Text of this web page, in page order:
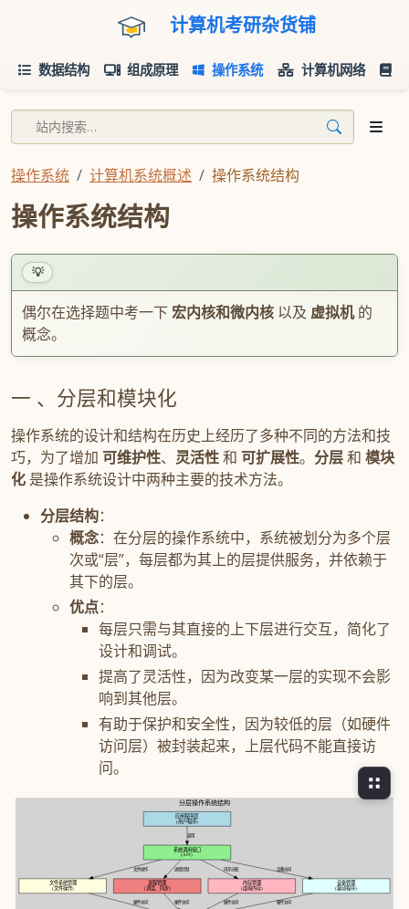
计算机考研杂货铺
数据结构 组成原理 操作系统 计算机网络
操作系统 计算机系统概述 操作系统结构
操作系统结构
💡
偶尔在选择题中考一下宏内核和微内核 以及虚拟机的
概念。
分层和模块化
操作系统的设计和结构在历史上经历了多种不同的方法和技
巧，为了增加 可维护性、 灵活性和 可扩展性。 分层和 模块
化 是操作系统设计中两种主要的技术方法。
分层结构：
概念：在分层的操作系统中，系统被划分为多个层
次或“层”，每层都为其上的层提供服务，并依赖于
其下的层。
优点：
每层只需与其直接的上下层进行交互，简化了
设计和调试。
提高了灵活性，因为改变某一层的实现不会影
响到其他层。
有助于保护和安全性，因为较低的层（如硬件
访问层）被封装起来，上层代码不能直接访
问。
分层操作系统结构
应用程序层
(用户程序)
系统调用接口
(API)
调用
文件系统管理
(文件操作)
文件操作
进程管理
(调度、同步)
进程控制
内存管理
(虚拟内存)
内存分配
设备管理
(驱动程序)
设备访问
硬件访问 硬件访问 硬件访问 硬件访问